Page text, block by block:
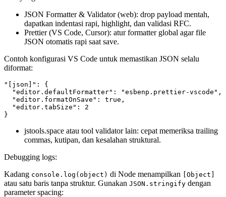
JSON Formatter & Validator (web): drop payload mentah,
dapatkan indentasi rapi, highlight, dan validasi RFC.
Prettier (VS Code, Cursor): atur formatter global agar file
JSON otomatis rapi saat save.
Contoh konfigurasi VS Code untuk memastikan JSON selalu
diformat:
"[json]": {
  "editor.defaultFormatter": "esbenp.prettier-vscode",
  "editor.formatOnSave": true,
  "editor.tabSize": 2
jstools.space atau tool validator lain: cepat memeriksa trailing
commas, kutipan, dan kesalahan struktural.
Debugging logs:
Kadang console.log(object) di Node menampilkan [Object]
atau satu baris tanpa struktur. Gunakan JSON.stringify dengan
parameter spacing: